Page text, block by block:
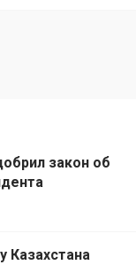
закон об
Казахстана